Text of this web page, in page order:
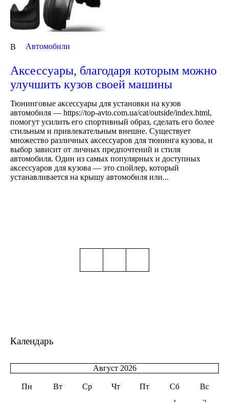
В Автомобили
Аксессуары, благодаря которым можно
улучшить кузов своей машины
Тюнинговые аксессуары для установки на кузов
автомобиля — https://top-avto.com.ua/cat/outside/index.html,
помогут усилить его спортивный образ, сделать его более
стильным и привлекательным внешне. Существует
множество различных аксессуаров для тюнинга кузова, и
выбор зависит от личных предпочтений и стиля
автомобиля. Один из самых популярных и доступных
аксессуаров для кузова — это спойлер, который
устанавливается на крышу автомобиля или...
Календарь
Август 2026
Пн Вт Ср Чт Пт Сб
Вс